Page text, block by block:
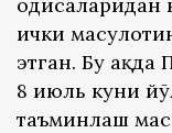
ички
этган. Бу
8 июль куни
таъминлаш